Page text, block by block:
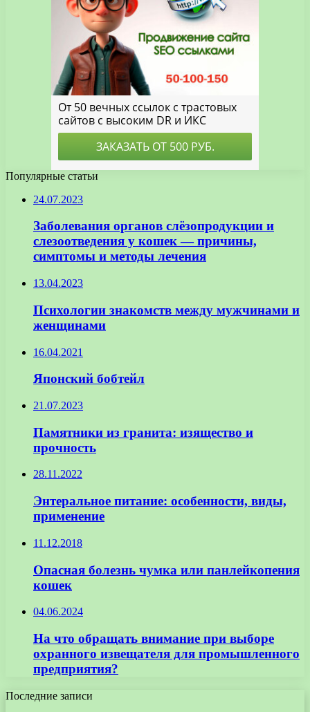
Популярные статьи
24.07.2023
Заболевания органов слёзопродукции и
слезоотведения у кошек — причины,
симптомы и методы лечения
13.04.2023
Психологии знакомств между мужчинами и
женщинами
16.04.2021
Японский бобтейл
21.07.2023
Памятники из гранита: изящество и
прочность
28.11.2022
Энтеральное питание: особенности, виды,
применение
11.12.2018
Опасная болезнь чумка или панлейкопения
кошек
04.06.2024
На что обращать внимание при выборе
охранного извещателя для промышленного
предприятия?
Последние записи